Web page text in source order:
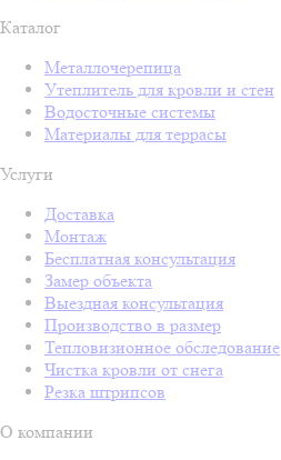
Каталог
Металлочерепица
Утеплитель для кровли и стен
Водосточные системы
Материалы для террасы
Услуги
Доставка
Монтаж
Бесплатная консультация
Замер объекта
Выездная консультация
Производство в размер
Тепловизионное обследование
Чистка кровли от снега
Резка штрипсов
О компании